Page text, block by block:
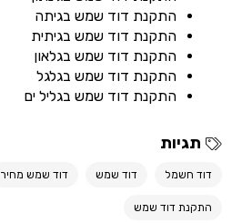
התקנת דוד שמש בגיתה
התקנת דוד שמש בגיתית
התקנת דוד שמש בגלאון
התקנת דוד שמש בגלגל
התקנת דוד שמש בגליל ים
תגיות
דוד חשמל דוד שמש דוד שמש מחיר
התקנת דוד שמש